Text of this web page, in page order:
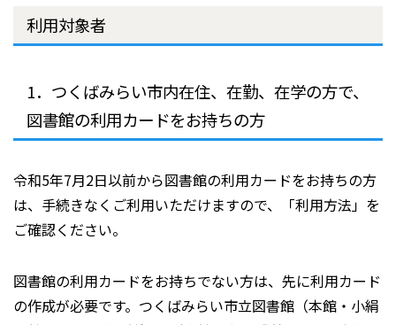
利用対象者
1．つくばみらい市内在住、在勤、在学の方で、
図書館の利用カードをお持ちの方
令和5年7月2日以前から図書館の利用カードをお持ちの方
は、手続きなくご利用いただけますので、「利用方法」を
ご確認ください。
図書館の利用カードをお持ちでない方は、先に利用カード
の作成が必要です。つくばみらい市立図書館（本館・小絹